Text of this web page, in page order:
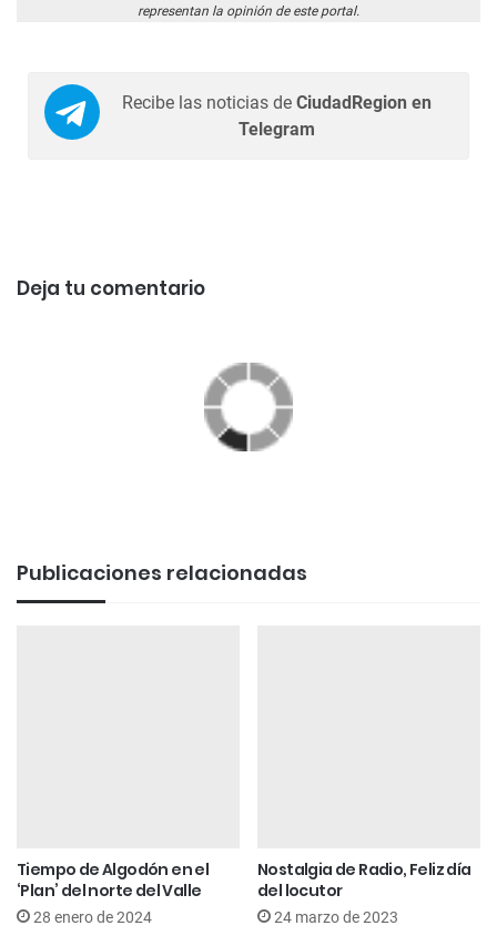
representan la opinión de este portal.
Recibe las noticias de CiudadRegion en
Telegram
Deja tu comentario
Publicaciones relacionadas
Tiempo de Algodón en el
‘Plan’ del norte del Valle
28 enero de 2024
Nostalgia de Radio, Feliz día
del locutor
24 marzo de 2023